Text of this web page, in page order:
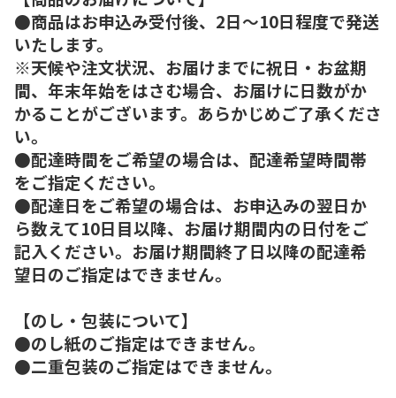
●商品はお申込み受付後、2日～10日程度で発送
いたします。
※天候や注文状況、お届けまでに祝日・お盆期
間、年末年始をはさむ場合、お届けに日数がか
かることがございます。あらかじめご了承くださ
い。
●配達時間をご希望の場合は、配達希望時間帯
をご指定ください。
●配達日をご希望の場合は、お申込みの翌日か
ら数えて10日目以降、お届け期間内の日付をご
記入ください。お届け期間終了日以降の配達希
望日のご指定はできません。
【のし・包装について】
●のし紙のご指定はできません。
●二重包装のご指定はできません。